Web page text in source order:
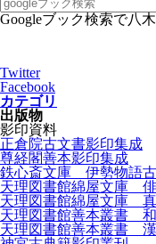
Googleブック検索で八
Twitter
Facebook
カテゴリ
出版物
影印資料
正倉院古文書影印集成
尊経閣善本影印集成
鉄心斎文庫 伊勢物語古
天理図書館綿屋文庫
天理図書館綿屋文庫
天理図書館善本叢書
天理図書館善本叢書